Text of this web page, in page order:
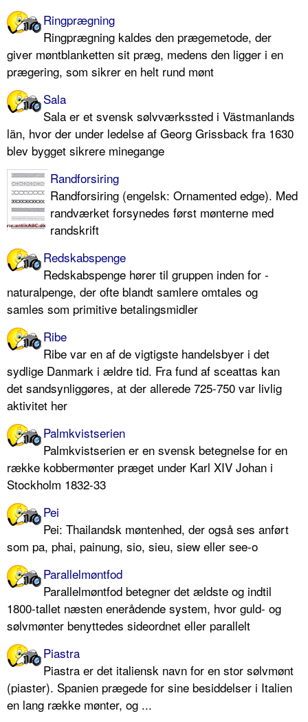
Ringprægning
Ringprægning kaldes den prægemetode, der
giver møntblanketten sit præg, medens den ligger i en
prægering, som sikrer en helt rund mønt
Sala
Sala er et svensk sølvværkssted i Västmanlands
län, hvor der under ledelse af Georg Grissback fra 1630
blev bygget sikrere minegange
Randforsiring
Randforsiring (engelsk: Ornamented edge). Med
randværket forsynedes først mønterne med
randskrift
Redskabspenge
Redskabspenge hører til gruppen inden for -
naturalpenge, der ofte blandt samlere omtales og
samles som primitive betalingsmidler
Ribe
Ribe var en af de vigtigste handelsbyer i det
sydlige Danmark i ældre tid. Fra fund af sceattas kan
det sandsynliggøres, at der allerede 725-750 var livlig
aktivitet her
Palmkvistserien
Palmkvistserien er en svensk betegnelse for en
række kobbermønter præget under Karl XIV Johan i
Stockholm 1832-33
Pei
Pei: Thailandsk møntenhed, der også ses anført
som pa, phai, painung, sio, sieu, siew eller see-o
Parallelmøntfod
Parallelmøntfod betegner det ældste og indtil
1800-tallet næsten enerådende system, hvor guld- og
sølvmønter benyttedes sideordnet eller parallelt
Piastra
Piastra er det italiensk navn for en stor sølvmønt
(piaster). Spanien prægede for sine besiddelser i Italien
en lang række mønter, og ...